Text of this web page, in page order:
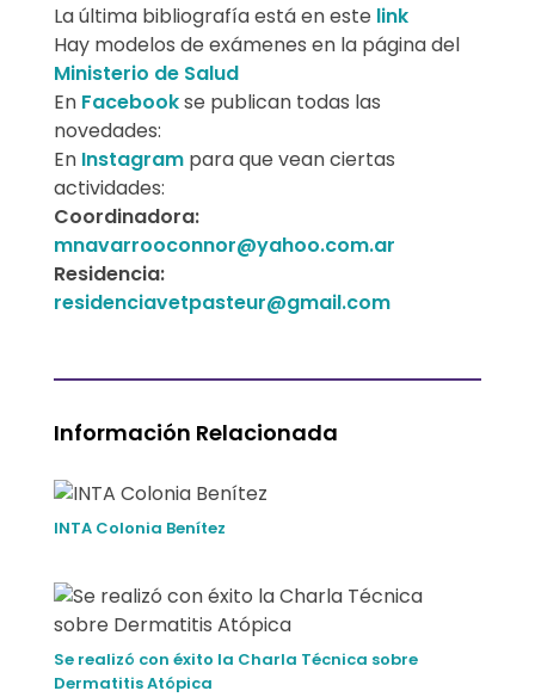
La última bibliografía está en este link
Hay modelos de exámenes en la página del
Ministerio de Salud
En Facebookse publican todas las
novedades:
En Instagram para que vean ciertas
actividades:
Coordinadora:
mnavarrooconnor@yahoo.com.ar
Residencia:
residenciavetpasteur@gmail.com
Información Relacionada
INTA Colonia Benítez
Se realizó con éxito la Charla Técnica sobre
Dermatitis Atópica